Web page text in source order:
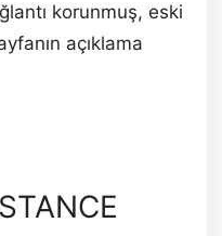
korunmuş, eski
açıklama